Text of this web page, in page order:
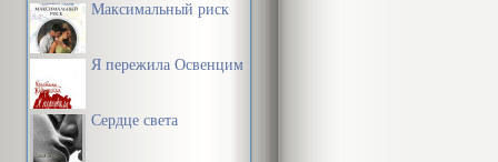
Максимальный риск
Я пережила Освенцим
Сердце света